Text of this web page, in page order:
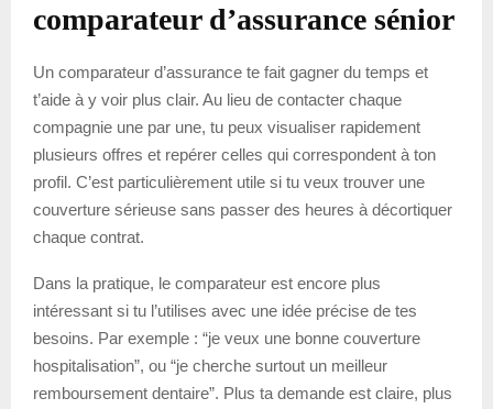
comparateur d’assurance sénior
Un comparateur d’assurance te fait gagner du temps et
t’aide à y voir plus clair. Au lieu de contacter chaque
compagnie une par une, tu peux visualiser rapidement
plusieurs offres et repérer celles qui correspondent à ton
profil. C’est particulièrement utile si tu veux trouver une
couverture sérieuse sans passer des heures à décortiquer
chaque contrat.
Dans la pratique, le comparateur est encore plus
intéressant si tu l’utilises avec une idée précise de tes
besoins. Par exemple : “je veux une bonne couverture
hospitalisation”, ou “je cherche surtout un meilleur
remboursement dentaire”. Plus ta demande est claire, plus